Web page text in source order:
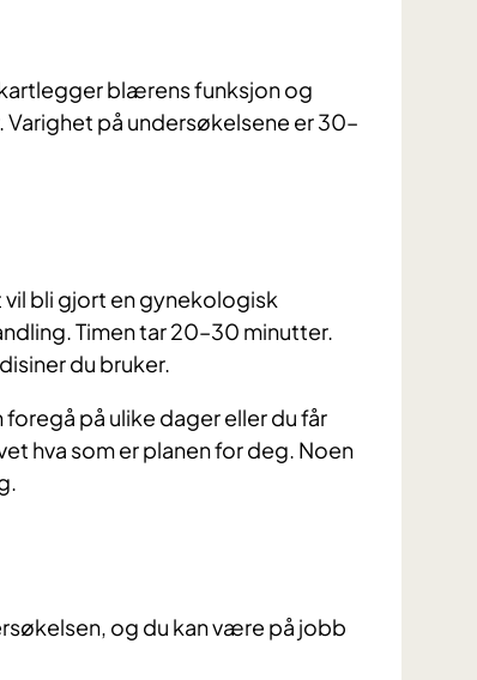
blærens funksjon og
på undersøkelsene er 30–
bli gjort en gynekologisk
Timen tar 20–30 minutter.
du bruker.
på ulike dager eller du får
hva som er planen for deg. Noen
og du kan være på jobb